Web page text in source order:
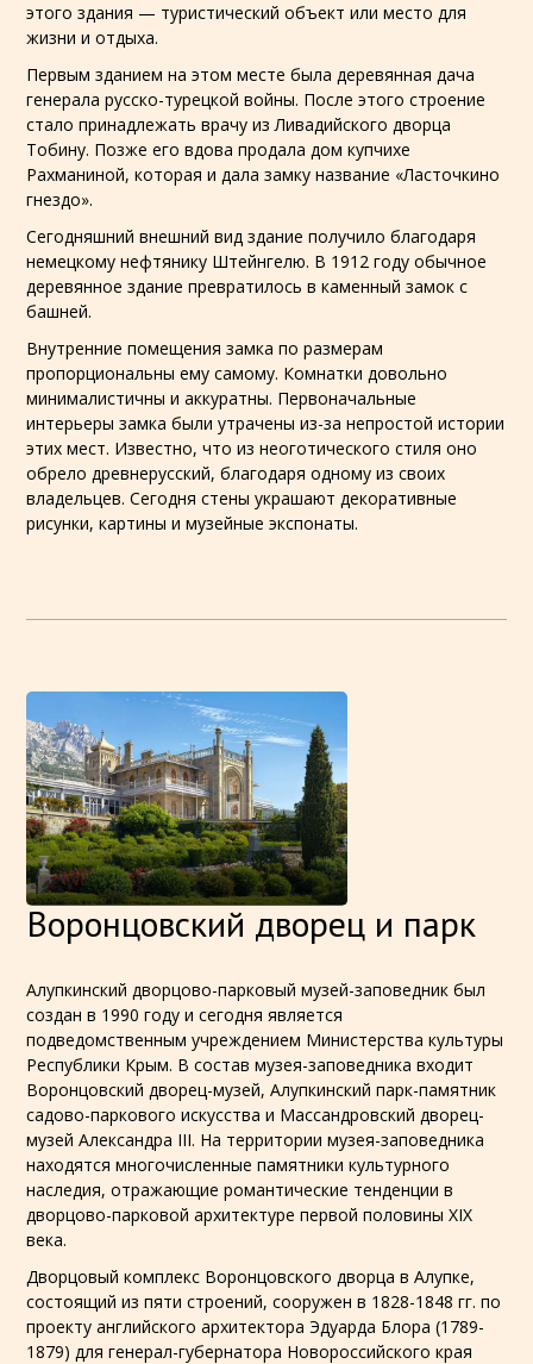
этого здания — туристический объект или место для
жизни и отдыха.
Первым зданием на этом месте была деревянная дача
генерала русско-турецкой войны. После этого строение
стало принадлежать врачу из Ливадийского дворца
Тобину. Позже его вдова продала дом купчихе
Рахманиной, которая и дала замку название «Ласточкино
гнездо».
Сегодняшний внешний вид здание получило благодаря
немецкому нефтянику Штейнгелю. В 1912 году обычное
деревянное здание превратилось в каменный замок с
башней.
Внутренние помещения замка по размерам
пропорциональны ему самому. Комнатки довольно
минималистичны и аккуратны. Первоначальные
интерьеры замка были утрачены из-за непростой истории
этих мест. Известно, что из неоготического стиля оно
обрело древнерусский, благодаря одному из своих
владельцев. Сегодня стены украшают декоративные
рисунки, картины и музейные экспонаты.
Воронцовский дворец и парк
Алупкинский дворцово-парковый музей-заповедник был
создан в 1990 году и сегодня является
подведомственным учреждением Министерства культуры
Республики Крым. В состав музея-заповедника входит
Воронцовский дворец-музей, Алупкинский парк-памятник
садово-паркового искусства и Массандровский дворец-
музей Александра III. На территории музея-заповедника
находятся многочисленные памятники культурного
наследия, отражающие романтические тенденции в
дворцово-парковой архитектуре первой половины XIX
века.
Дворцовый комплекс Воронцовского дворца в Алупке,
состоящий из пяти строений, сооружен в 1828-1848 гг. по
проекту английского архитектора Эдуарда Блора (1789-
1879) для генерал-губернатора Новороссийского края